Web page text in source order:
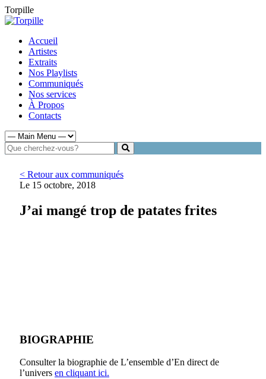
Torpille
Accueil
Artistes
Extraits
Nos Playlists
Communiqués
Nos services
À Propos
Contacts
< Retour aux communiqués
Le 15 octobre, 2018
J’ai mangé trop de patates frites
BIOGRAPHIE
Consulter la biographie de L’ensemble d’En direct de
l’univers en cliquant ici.